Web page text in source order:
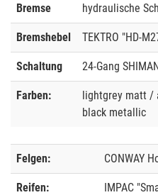
Bremse hydraulische
Bremshebel TEKTRO "HD-
Schaltung 24-Gang
Farben:
lightgrey matt /
black metallic
Felgen: CONWAY
Reifen: IMPAC